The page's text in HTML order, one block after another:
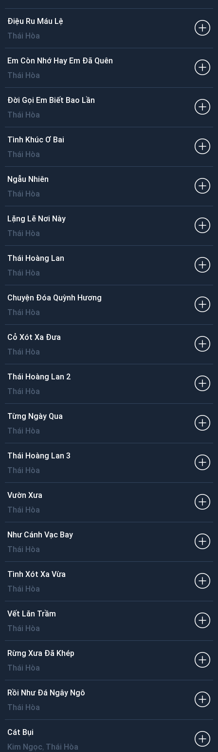
Điệu Ru Máu Lệ
Thái Hòa
Em Còn Nhớ Hay Em Đã Quên
Thái Hòa
Đời Gọi Em Biết Bao Lần
Thái Hòa
Tình Khúc Ơ Bai
Thái Hòa
Ngẫu Nhiên
Thái Hòa
Lặng Lẽ Nơi Này
Thái Hòa
Thái Hoàng Lan
Thái Hòa
Chuyện Đóa Quỳnh Hương
Thái Hòa
Cỏ Xót Xa Đưa
Thái Hòa
Thái Hoàng Lan 2
Thái Hòa
Từng Ngày Qua
Thái Hòa
Thái Hoàng Lan 3
Thái Hòa
Vườn Xưa
Thái Hòa
Như Cánh Vạc Bay
Thái Hòa
Tình Xót Xa Vừa
Thái Hòa
Vết Lăn Trầm
Thái Hòa
Rừng Xưa Đã Khép
Thái Hòa
Rồi Như Đá Ngây Ngô
Thái Hòa
Cát Bụi
Kim Ngọc, Thái Hòa